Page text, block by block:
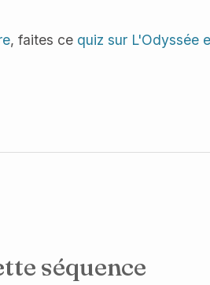
, faites ce quiz sur L'Odyssée
séquence